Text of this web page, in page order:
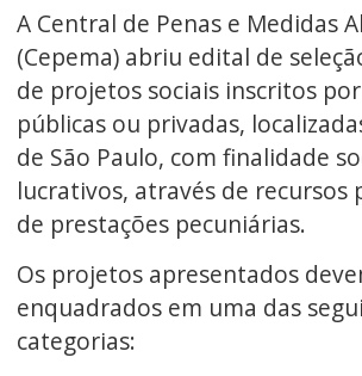
A Central de Penas e Medidas
(Cepema) abriu edital de
de projetos sociais inscritos
públicas ou privadas,
de São Paulo, com finalidade
lucrativos, através de recursos
de prestações pecuniárias.
Os projetos apresentados
enquadrados em uma das
categorias: